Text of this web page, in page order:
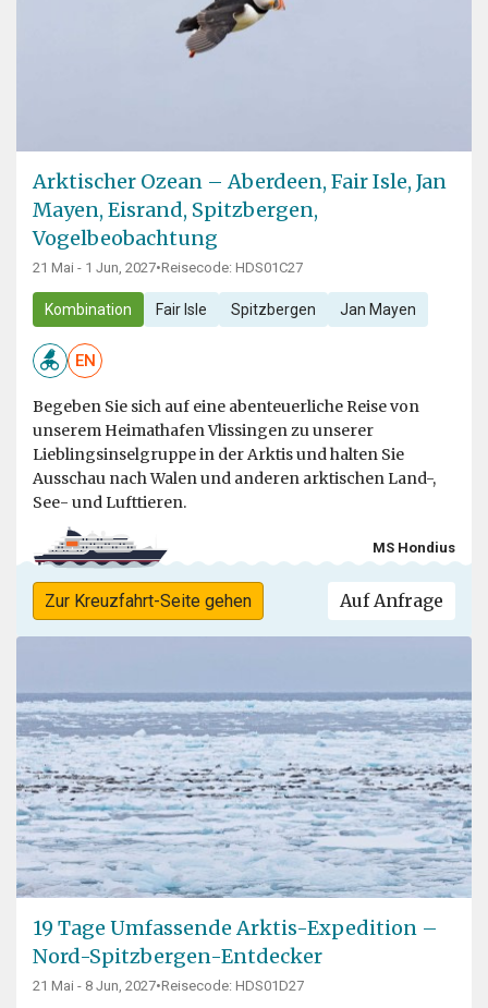
Arktischer Ozean – Aberdeen, Fair Isle, Jan
Mayen, Eisrand, Spitzbergen,
Vogelbeobachtung
21 Mai - 1 Jun, 2027•Reisecode: HDS01C27
Kombination Fair Isle Spitzbergen Jan Mayen
EN
Begeben Sie sich auf eine abenteuerliche Reise von
unserem Heimathafen Vlissingen zu unserer
Lieblingsinselgruppe in der Arktis und halten Sie
Ausschau nach Walen und anderen arktischen Land-,
See- und Lufttieren.
MS Hondius
Zur Kreuzfahrt-Seite gehen Auf Anfrage
19 Tage Umfassende Arktis-Expedition –
Nord-Spitzbergen-Entdecker
21 Mai - 8 Jun, 2027•Reisecode: HDS01D27